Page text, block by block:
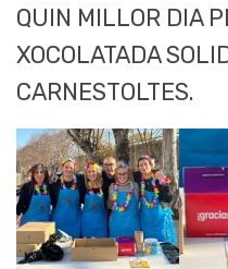
QUIN MILLOR DIA
XOCOLATADA
CARNESTOLTES.